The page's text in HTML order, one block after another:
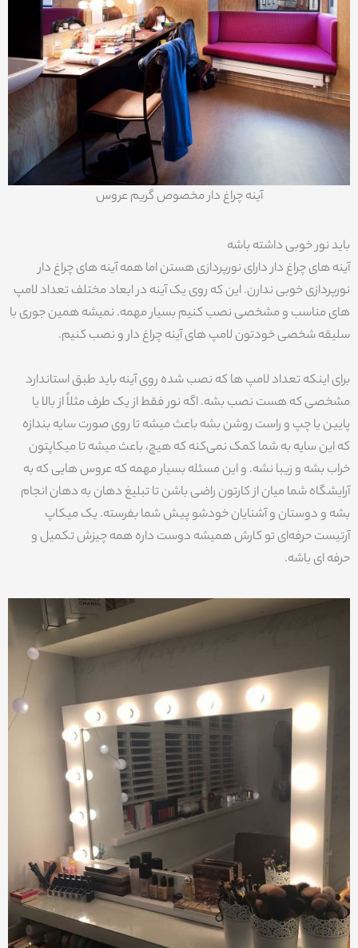
آینه چراغ دار مخصوص گریم عروس
باید نور خوبی داشته باشه
آینه های چراغ دار دارای نورپردازی هستن اما همه آینه های چراغ دار
نورپردازی خوبی ندارن. این که روی یک آینه در ابعاد مختلف تعداد لامپ
های مناسب و مشخصی نصب کنیم بسیار مهمه. نمیشه همین جوری با
سلیقه شخصی خودتون لامپ های آینه چراغ دار و نصب کنیم.
برای اینکه تعداد لامپ ها که نصب شده روی آینه باید طبق استاندارد
مشخصی که هست نصب بشه. اگه نور فقط از یک طرف مثلاً از بالا یا
پایین یا چپ و راست روشن بشه باعث میشه تا روی صورت سایه بندازه
که این سایه به شما کمک نمی‌کنه که هیچ، باعث میشه تا میکاپتون
خراب بشه و زیبا نشه. و این مسئله بسیار مهمه که عروس هایی که به
آرایشگاه شما میان از کارتون راضی باشن تا تبلیغ دهان به دهان انجام
بشه و دوستان و آشنایان خودشو پیش شما بفرسته. یک میکاپ
آرتیست حرفه‌ای تو کارش همیشه دوست داره همه چیزش تکمیل و
حرفه ای باشه.